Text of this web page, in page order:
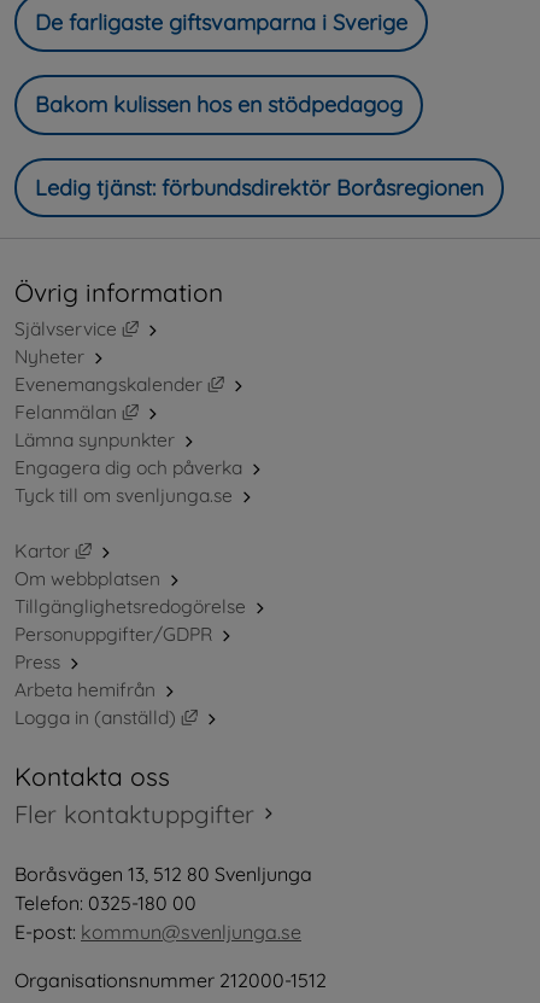
De farligaste giftsvamparna i Sverige
Bakom kulissen hos en stödpedagog
Ledig tjänst: förbundsdirektör Boråsregionen
Övrig information
Självservice
Länk till annan webbplats, öppnas i nytt fönster.
Nyheter
Evenemangskalender
Länk till annan webbplats, öppnas i
Felanmälan
Länk till annan webbplats, öppnas i nytt fönster.
Lämna synpunkter
Engagera dig och påverka
Tyck till om svenljunga.se
Kartor
Länk till annan webbplats, öppnas i nytt fönster.
Om webbplatsen
Tillgänglighetsredogörelse
Personuppgifter/GDPR
Press
Arbeta hemifrån
Logga in (anställd)
Länk till annan webbplats, öppnas i nytt
Kontakta oss
Fler kontaktuppgifter
Boråsvägen 13, 512 80 Svenljunga
Telefon: 0325-180 00
E-post: kommun@svenljunga.se
Organisationsnummer 212000-1512